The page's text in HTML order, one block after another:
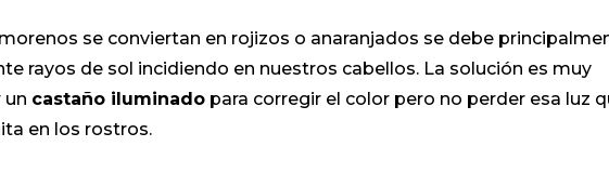
se conviertan en rojizos o anaranjados se debe
rayos de sol incidiendo en nuestros cabellos. La solución es muy
un castaño iluminado para corregir el color pero no perder esa luz
en los rostros.